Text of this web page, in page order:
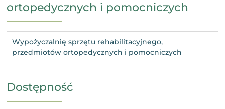
ortopedycznych i pomocniczych
Wypożyczalnię sprzętu rehabilitacyjnego,
przedmiotów ortopedycznych i pomocniczych
Dostępność